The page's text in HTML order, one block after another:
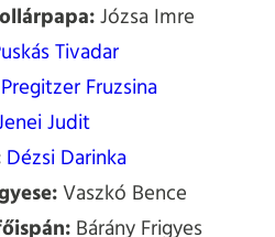
Józsa Imre
Tivadar
Pregitzer Fruzsina
Judit
Dézsi Darinka
Vaszkó Bence
Bárány Frigyes